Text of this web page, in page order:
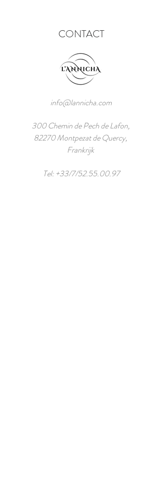
CONTACT
info@lannicha.com
300 Chemin de Pech de Lafon,
82270 Montpezat de Quercy,
Frankrijk
Tel: +33/7/52.55.00.97